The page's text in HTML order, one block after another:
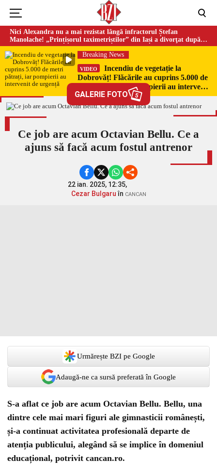
Nici Alexandra nu a mai rezistat lângă infractorul Ștefan
Manolache! „Prințișorul taximetriștilor” din Iași a divorţat după
doi ani de căsnicie
Breaking News
VIDEO
Incendiu de vegetație la
Dobrovăț! Flăcările au cuprins 5.000 de
metri pătrați, iar pompierii au intervenit
de urgență
GALERIE FOTO 5
Ce job are acum Octavian Bellu. Ce a
ajuns să facă acum fostul antrenor
22 ian. 2025, 12:35,
Cezar Bulgaruîn CANCAN
Urmărește BZI pe Google
Adaugă-ne ca sursă preferată în Google
S-a aflat ce job are acum Octavian Bellu. Bellu, una
dintre cele mai mari figuri ale gimnasticii românești,
și-a continuat activitatea profesională departe de
atenția publicului, alegând să se implice în domeniul
educațional, potrivit cancan.ro.